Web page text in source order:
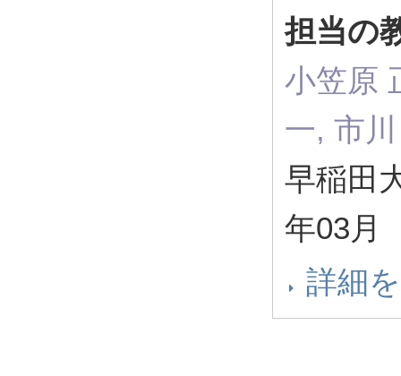
担当の
小笠原
一, 市
早稲田
年03月
詳細